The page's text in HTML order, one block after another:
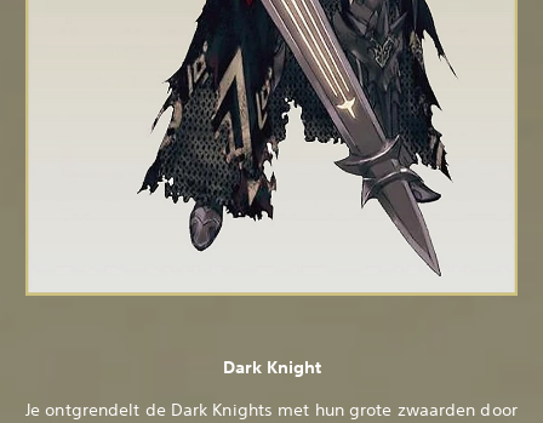
Dark Knight
Je ontgrendelt de Dark Knights met hun grote zwaarden door